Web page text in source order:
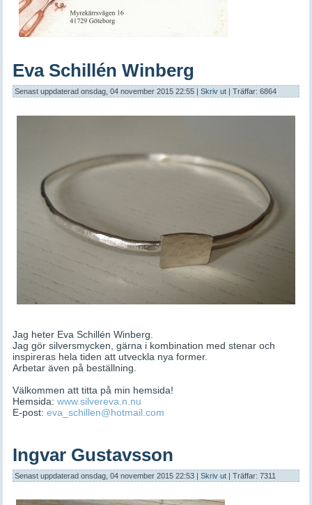
Eva Schillén Winberg
Senast uppdaterad onsdag, 04 november 2015 22:55 |Skriv ut | Träffar: 6864
Jag heter Eva Schillén Winberg.
Jag gör silversmycken, gärna i kombination med stenar och
inspireras hela tiden att utveckla nya former.
Arbetar även på beställning.
Välkommen att titta på min hemsida!
Hemsida:www.silvereva.n.nu
E-post:eva_schillen@hotmail.com
Ingvar Gustavsson
Senast uppdaterad onsdag, 04 november 2015 22:53 |Skriv ut | Träffar: 7311